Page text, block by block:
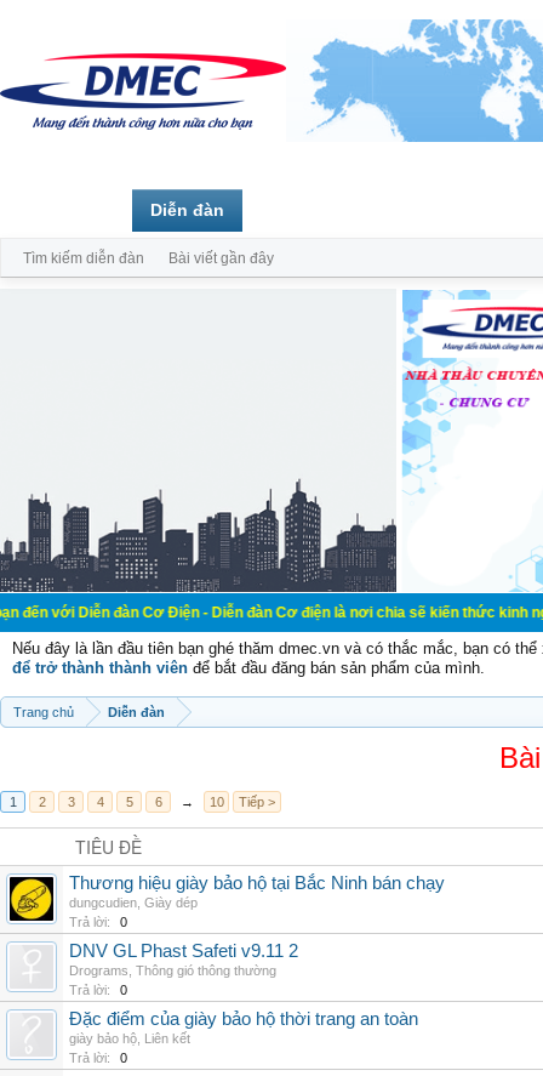
đàn Cơ Điện - Diễn đàn Cơ điện là nơi chia sẽ kiến thức kinh nghiệm
Nếu đây là lần đầu tiên bạn ghé thăm dmec.vn và có thắc mắc, bạn có
để trở thành thành viên để bắt đầu đăng bán sản phẩm của mình.
Trang chủ Diễn đàn
1 2 3 4 5 6 → 10 Tiếp >
TIÊU ĐỀ
Thương hiệu giày bảo hộ tại Bắc Ninh bán chạy
dungcudien Giày dép
Trả lời:
0
DNV GL Phast Safeti v9.11 2
Drograms Thông gió thông thường
Trả lời:
0
Đặc điểm của giày bảo hộ thời trang an toàn
giày bảo hộ Liên kết
Trả lời:
0
Diễn đàn
Tìm kiếm diễn đàn Bài viết gần đây